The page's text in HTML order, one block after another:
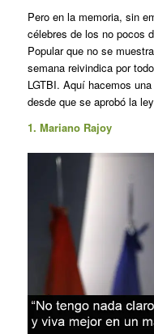
Pero en la memoria, sin
célebres de los no pocos
Popular que no se
semana reivindica por
LGTBI. Aquí hacemos
desde que se aprobó la
1. Mariano Rajoy